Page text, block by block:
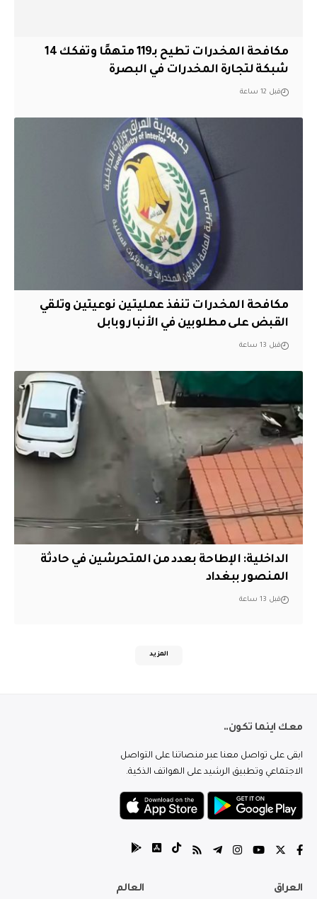
مكافحة المخدرات تطيح بـ119 متهمًا وتفكك 14
شبكة لتجارة المخدرات في البصرة
قبل 12 ساعة
مكافحة المخدرات تنفذ عمليتين نوعيتين وتلقي
القبض على مطلوبين في الأنبار وبابل
قبل 13 ساعة
الداخلية: الإطاحة بعدد من المتحرشين في حادثة
المنصور ببغداد
قبل 13 ساعة
المزيد
معك اينما تكون..
ابقى على تواصل معنا عبر منصاتنا على التواصل
الاجتماعي وتطبيق الرشيد على الهواتف الذكية.
العراق العالم